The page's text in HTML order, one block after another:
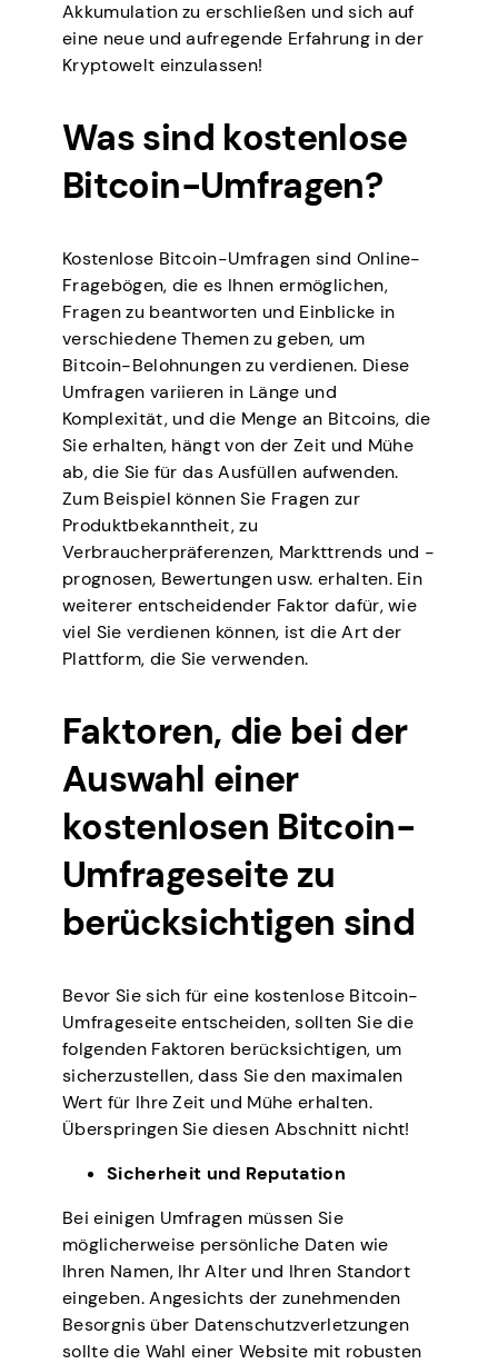
Akkumulation zu erschließen und sich auf
eine neue und aufregende Erfahrung in der
Kryptowelt einzulassen!
Was sind kostenlose
Bitcoin-Umfragen?
Kostenlose Bitcoin-Umfragen sind Online-
Fragebögen, die es Ihnen ermöglichen,
Fragen zu beantworten und Einblicke in
verschiedene Themen zu geben, um
Bitcoin-Belohnungen zu verdienen. Diese
Umfragen variieren in Länge und
Komplexität, und die Menge an Bitcoins, die
Sie erhalten, hängt von der Zeit und Mühe
ab, die Sie für das Ausfüllen aufwenden.
Zum Beispiel können Sie Fragen zur
Produktbekanntheit, zu
Verbraucherpräferenzen, Markttrends und -
prognosen, Bewertungen usw. erhalten. Ein
weiterer entscheidender Faktor dafür, wie
viel Sie verdienen können, ist die Art der
Plattform, die Sie verwenden.
Faktoren, die bei der
Auswahl einer
kostenlosen Bitcoin-
Umfrageseite zu
berücksichtigen sind
Bevor Sie sich für eine kostenlose Bitcoin-
Umfrageseite entscheiden, sollten Sie die
folgenden Faktoren berücksichtigen, um
sicherzustellen, dass Sie den maximalen
Wert für Ihre Zeit und Mühe erhalten.
Überspringen Sie diesen Abschnitt nicht!
Sicherheit und Reputation
Bei einigen Umfragen müssen Sie
möglicherweise persönliche Daten wie
Ihren Namen, Ihr Alter und Ihren Standort
eingeben. Angesichts der zunehmenden
Besorgnis über Datenschutzverletzungen
sollte die Wahl einer Website mit robusten